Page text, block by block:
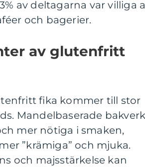
av deltagarna var villiga
och bagerier.
av glutenfritt
fika kommer till stor
Mandelbaserade
mer nötiga i smaken,
”krämiga” och mjuka.
och majsstärkelse kan